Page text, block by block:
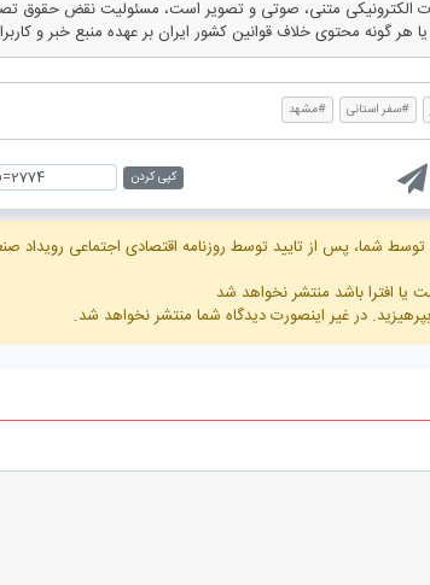
الکترونیکی متنی، صوتی و تصویر است، مسئولیت نقض حقوق
یا هر گونه محتوی خلاف قوانین کشور ایران بر عهده منبع خبر و
#سفر استانی #مشهد
کپی کردن
شما، پس از تایید توسط روزنامه اقتصادی اجتماعی رویداد
یا افترا باشد منتشر نخواهد شد
در غیر اینصورت دیدگاه شما منتشر نخواهد شد.